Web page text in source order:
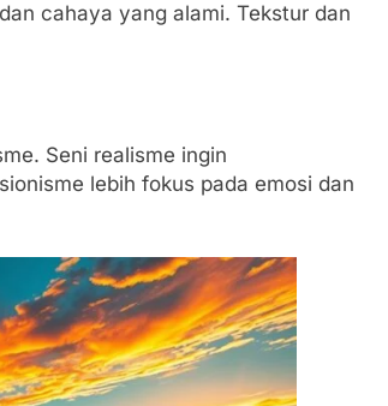
cahaya yang alami. Tekstur dan
Seni realisme ingin
lebih fokus pada emosi dan